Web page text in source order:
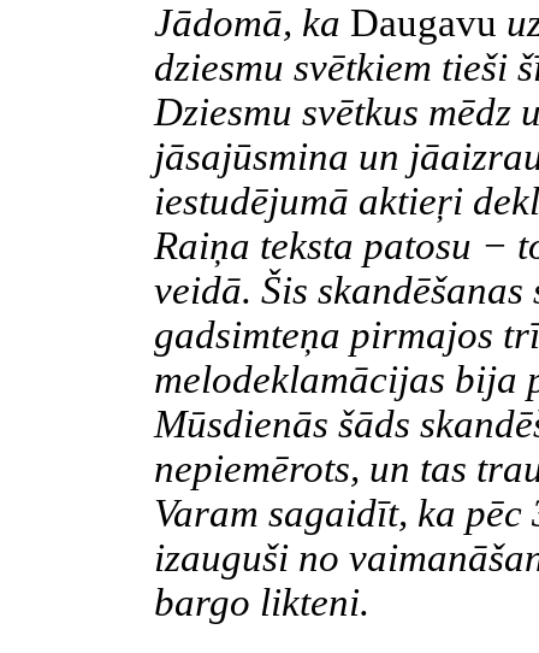
Jādomā, ka Daugavu
dziesmu svētkiem tieši
Dziesmu svētkus
jāsajūsmina un
iestudējumā aktieŗi
Raiņa teksta patosu −
veidā. Šis
gadsimteņa pirmajos
melodeklamācijas bija
Mūsdienās šāds
nepiemērots, un tas
Varam sagaidīt, ka pēc
izauguši no
bargo likteni.